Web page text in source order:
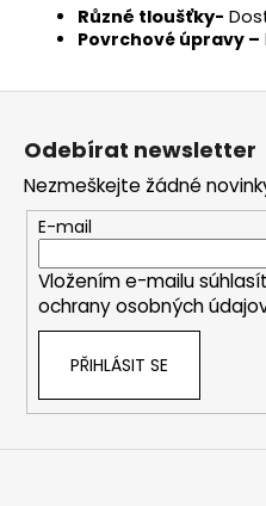
Různé tloušťky-
Povrchové úpravy –
Z
Odebírat newsletter
Nezmeškejte žádné
E-mail
Vložením e-mailu
ochrany osobných
PŘIHLÁSIT SE